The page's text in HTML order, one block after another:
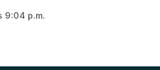
9:04 p.m.